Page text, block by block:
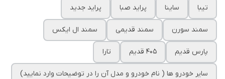
تیبا ساینا پراید صبا پراید جدید
سمند سورن سمند قدیمی سمند ال ایکس
پارس قدیم 405 قدیم تارا
سایر خودرو ها ( نام خودرو و مدل آن را در توضیحات وارد نمایید)